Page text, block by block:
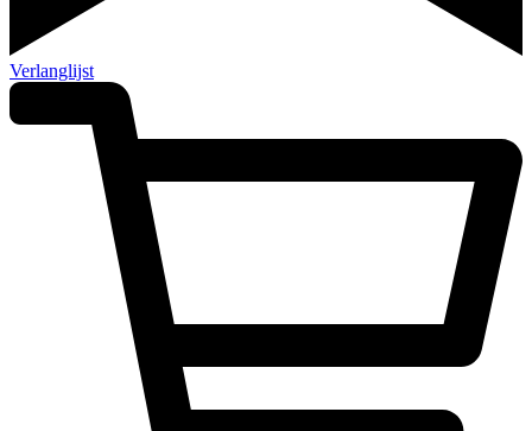
Verlanglijst